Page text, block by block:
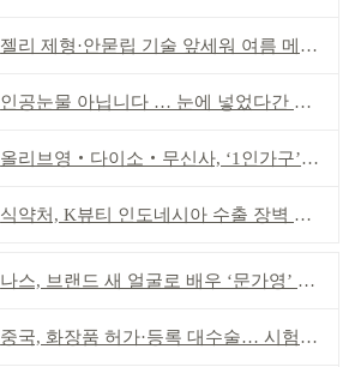
젤리 제형·안묻립 기술 앞세워 여름 메이크업 시장 공략
인공눈물 아닙니다 … 눈에 넣었다간 각막 손상
올리브영‧다이소‧무신사, ‘1인가구’가 이끈다
식약처, K뷰티 인도네시아 수출 장벽 완화 성과
나스, 브랜드 새 얼굴로 배우 ‘문가영’ 발탁
중국, 화장품 허가·등록 대수술… 시험자료 공용 허용